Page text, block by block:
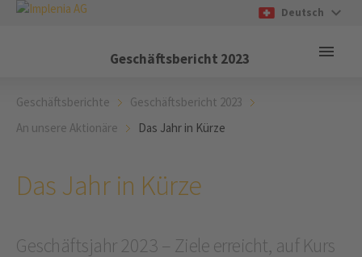
Deutsch
Geschäftsbericht 2023
Geschäftsberichte
Geschäftsbericht 2023
An unsere Aktionäre
Das Jahr in Kürze
Das Jahr in Kürze
Geschäftsjahr 2023 – ­Ziele erreicht, auf Kurs